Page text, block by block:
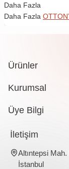
Daha Fazla
Daha Fazla
Ürünler
Kurumsal
Üye Bilgi
İletişim
Altıntepsi
İstanbul